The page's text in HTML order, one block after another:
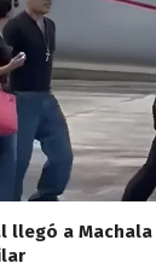
llegó a